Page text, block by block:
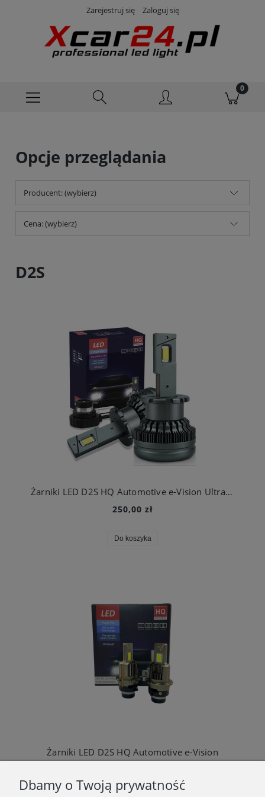
Zarejestruj się Zaloguj się
Opcje przeglądania
Producent: (wybierz)
Cena: (wybierz)
D2S
Żarniki LED D2S HQ Automotive e-Vision Ultra MINI
250,00 zł
Do koszyka
Żarniki LED D2S HQ Automotive e-Vision
Dbamy o Twoją prywatność